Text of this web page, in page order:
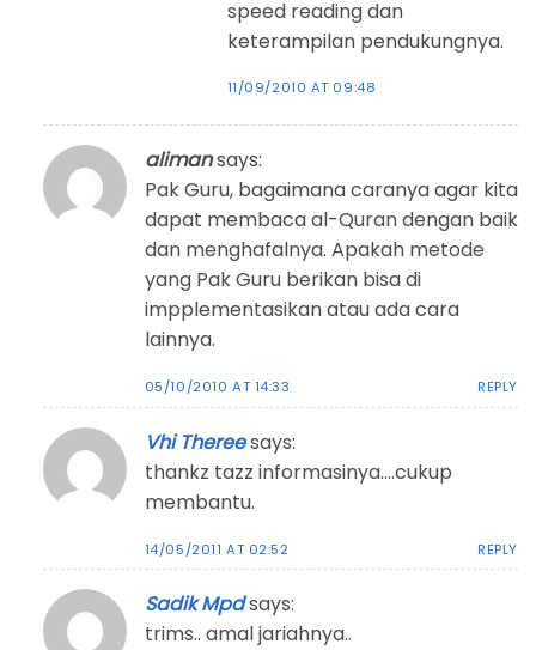
speed reading dan
keterampilan pendukungnya.
11/09/2010 AT 09:48
alimansays:
Pak Guru, bagaimana caranya agar kita
dapat membaca al-Quran dengan baik
dan menghafalnya. Apakah metode
yang Pak Guru berikan bisa di
impplementasikan atau ada cara
lainnya.
05/10/2010 AT 14:33 REPLY
Vhi Thereesays:
thankz tazz informasinya….cukup
membantu.
14/05/2011 AT 02:52 REPLY
Sadik Mpdsays:
trims.. amal jariahnya..